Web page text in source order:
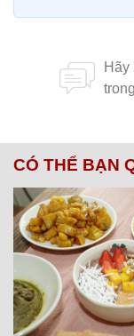
CÓ THỂ BẠN